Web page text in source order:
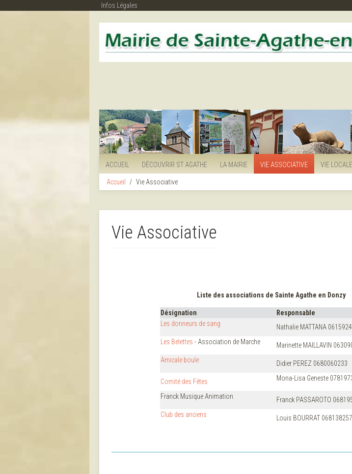
Infos Légales
ACCUEIL DÉCOUVRIR ST AGATHE LA MAIRIE VIE ASSOCIATIVE VIE LOCALE
Accueil Vie Associative
Vie Associative
Liste des associations de Sainte Agathe en Donzy
Désignation
Responsable
Les donneurs de sang
Nathalie MATTANA
Les Belettes - Association de Marche
Marinette MAILLAVIN
Amicale boule
Didier PEREZ 0680060233
Comité des Fêtes Mona-Lisa Geneste
Franck Musique Animation
Franck PASSAROTO
Club des anciens
Louis BOURRAT